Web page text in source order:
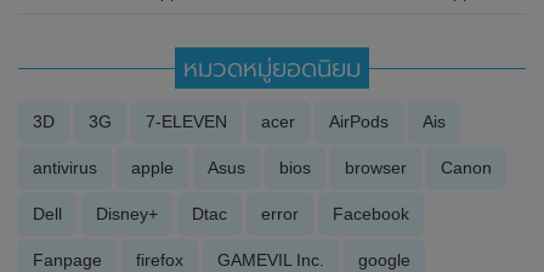
หมวดหมู่ยอดนิยม
3D 3G 7-ELEVEN acer AirPods Ais
antivirus apple Asus bios browser Canon
Dell Disney+ Dtac error Facebook
Fanpage firefox GAMEVIL Inc. google